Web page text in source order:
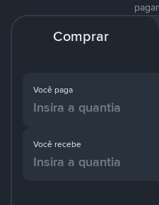
Comprar
Você paga
Você recebe